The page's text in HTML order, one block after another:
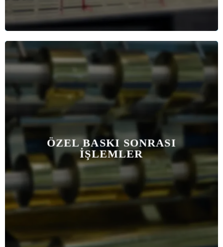
ÖZEL BASKI SONRASI
İŞLEMLER